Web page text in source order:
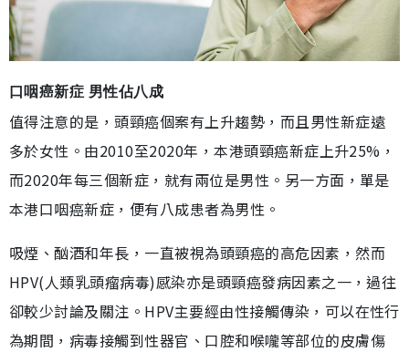
口咽癌新症 男性佔八成
值得注意的是，頭頸癌個案有上升趨勢，而且男性新症遠
多於女性。由2010至2020年，本港頭頸癌新症上升25%，
而2020年每三個新症，就有兩位是男性。另一方面，單是
本港口咽癌新症，便有八成患者為男性。
吸煙、酗酒和年長，一直被視為頭頸癌的高危因素，然而
HPV(人類乳頭瘤病毒)感染亦是頭頸癌發病因素之一，過往
卻較少討論及關注。HPV主要經由性接觸傳染，可以在性行
為期間，病毒接觸到性器官、口腔和喉嚨等部位的皮膚傷